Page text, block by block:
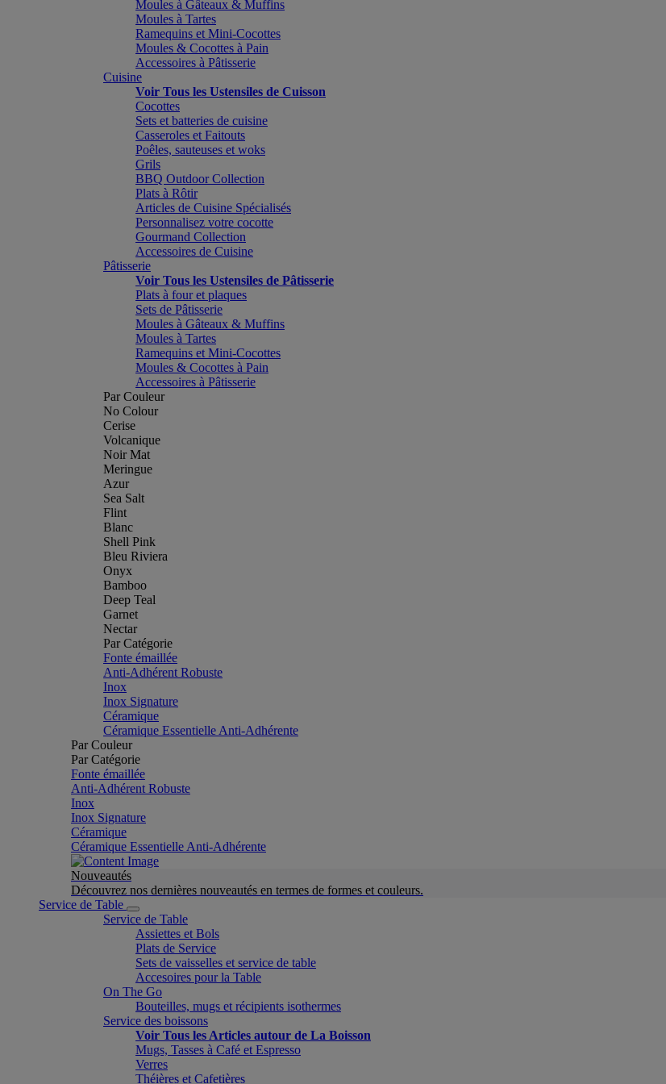
Moules à Gâteaux & Muffins
Moules à Tartes
Ramequins et Mini-Cocottes
Moules & Cocottes à Pain
Accessoires à Pâtisserie
Cuisine
Voir Tous les Ustensiles de Cuisson
Cocottes
Sets et batteries de cuisine
Casseroles et Faitouts
Poêles, sauteuses et woks
Grils
BBQ Outdoor Collection
Plats à Rôtir
Articles de Cuisine Spécialisés
Personnalisez votre cocotte
Gourmand Collection
Accessoires de Cuisine
Pâtisserie
Voir Tous les Ustensiles de Pâtisserie
Plats à four et plaques
Sets de Pâtisserie
Moules à Gâteaux & Muffins
Moules à Tartes
Ramequins et Mini-Cocottes
Moules & Cocottes à Pain
Accessoires à Pâtisserie
Par Couleur
No Colour
Cerise
Volcanique
Noir Mat
Meringue
Azur
Sea Salt
Flint
Blanc
Shell Pink
Bleu Riviera
Onyx
Bamboo
Deep Teal
Garnet
Nectar
Par Catégorie
Fonte émaillée
Anti-Adhérent Robuste
Inox
Inox Signature
Céramique
Céramique Essentielle Anti-Adhérente
Par Couleur
Par Catégorie
Fonte émaillée
Anti-Adhérent Robuste
Inox
Inox Signature
Céramique
Céramique Essentielle Anti-Adhérente
Nouveautés
Découvrez nos dernières nouveautés en termes de formes et couleurs.
Service de Table
Service de Table
Assiettes et Bols
Plats de Service
Sets de vaisselles et service de table
Accesoires pour la Table
On The Go
Bouteilles, mugs et récipients isothermes
Service des boissons
Voir Tous les Articles autour de La Boisson
Mugs, Tasses à Café et Espresso
Verres
Théières et Cafetières